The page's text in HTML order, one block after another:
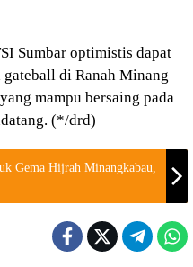
Sumbar optimistis dapat
di Ranah Minang
mampu bersaing pada
(*/drd)
Gema Hijrah Minangkabau,